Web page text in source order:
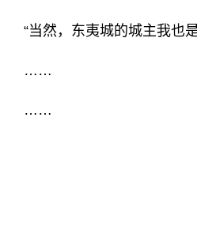
“当然，东夷城的城主我也
……
……